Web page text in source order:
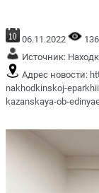
06.11.2022
Источник:
Адрес новости:
nakhodkinskoj-
kazanskaya-ob-